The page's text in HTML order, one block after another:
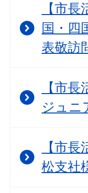
【市
国・四
表敬訪
【市
ジュニ
【市
松支社